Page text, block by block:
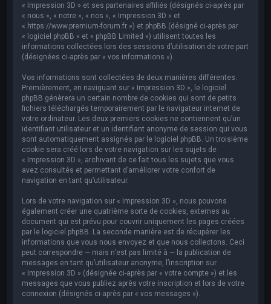
« Impression 3D » et ses partenaires affiliés (désignés ci-après par
« nous », « notre », « nos », « Impression 3D » et
« https://www.premium-forum.fr ») et phpBB (désigné ci-après par
« logiciel phpBB » et « phpBB Limited ») utilisent toutes les
informations collectées lors des sessions d’utilisation de votre part
(désignées ci-après par « vos informations »).
Vos informations sont collectées de deux manières différentes.
Premièrement, en naviguant sur « Impression 3D », le logiciel
phpBB génèrera un certain nombre de cookies qui sont de petits
fichiers téléchargés temporairement par le navigateur internet de
votre ordinateur. Les deux premiers cookies ne contiennent qu’un
identifiant utilisateur et un identifiant anonyme de session qui vous
sont automatiquement assignés par le logiciel phpBB. Un troisième
cookie sera créé lors de votre navigation sur les sujets de
« Impression 3D », archivant de ce fait tous les sujets que vous
avez consultés et permettant d’améliorer votre confort de
navigation en tant qu’utilisateur.
Lors de votre navigation sur « Impression 3D », nous pouvons
également créer une quatrième sorte de cookies, externes au
document qui est prévu pour couvrir uniquement les pages créées
par le logiciel phpBB. La seconde manière est de récupérer les
informations que vous nous envoyez et que nous collectons. Ceci
peut correspondre — mais n’est pas limité à — la publication de
messages en tant qu’utilisateur anonyme, l’inscription sur
« Impression 3D » (désignée ci-après par « votre compte ») et les
messages que vous publiez après votre inscription et lors de votre
connexion (désignés ci-après par « vos messages »).